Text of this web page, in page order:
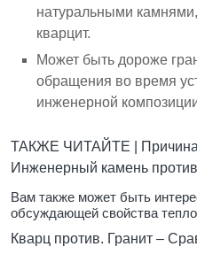
натуральными камнями,
кварцит.
Может быть дороже
обращения во время
инженерной
ТАКЖЕ ЧИТАЙТЕ |
Инженерный камень
Вам также может быть
обсуждающей свойства
Кварц против. Гранит –